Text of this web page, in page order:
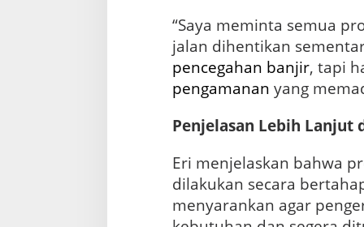
e
r
u
k
a
P
o
y
k
B
“Saya meminta semua
jalan dihentikan
pencegahan banjir, tapi
pengamanan yang
Penjelasan Lebih Lanjut
Eri menjelaskan bahwa
dilakukan secara
menyarankan agar